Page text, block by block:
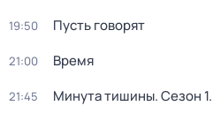
19:50 Пусть говорят
21:00 Время
21:45 Минута тишины. Сезон 1